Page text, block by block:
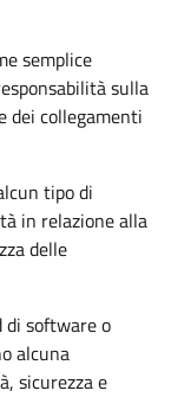
semplice
sulla
dei collegamenti
tipo di
in relazione alla
delle
di software o
alcuna
sicurezza e